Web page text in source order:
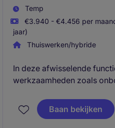
Temp
€3.940 - €4.456 per
jaar)
Thuiswerken/hybride
In deze afwisselende
werkzaamheden zoals
facilitaire taken. Je bent
ervoor zorgt dat
Baan bekijken